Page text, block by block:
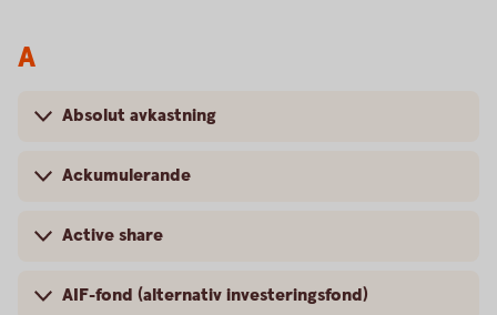
A
Absolut avkastning
Ackumulerande
Active share
AIF-fond (alternativ investeringsfond)